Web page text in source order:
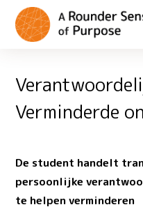
Verminderde
De student handelt
persoonlijke
te helpen verminderen